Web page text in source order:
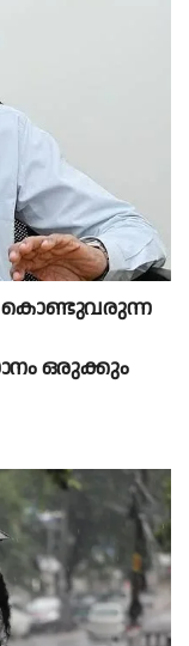
കൊണ്ടുവരുന്ന
ഒരുക്കും